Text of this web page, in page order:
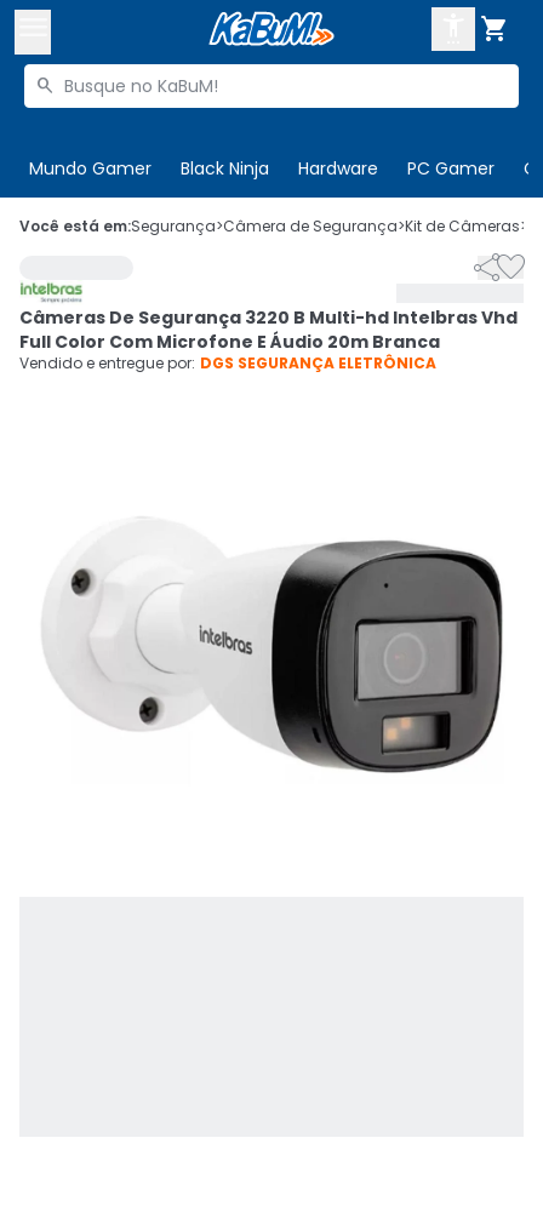

Buscar produtos

Mundo Gamer Black Ninja Hardware PC Gamer
 Olá. Acesse sua conta

Cupons
CADASTRE-SE
Você está em:Segurança>Câmera de Segurança>Kit de Câmeras>

Câmeras De Segurança 3220 B Multi-hd Intelbras Vhd
Full Color Com Microfone E Áudio 20m Branca
Vendido e entregue por: DGS SEGURANÇA ELETRÔNICA